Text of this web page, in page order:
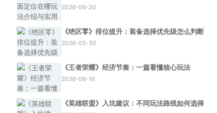
2026-06-30
《绝区零》排位提升：装备选择优先级怎么判断
2026-05-30
《王者荣耀》经济节奏：一篇看懂核心玩法
2026-06-16
《英雄联盟》入坑建议：不同玩法路线如何选择